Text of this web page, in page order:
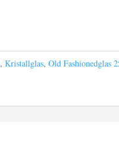
,Kristallglas,Old Fashionedglas